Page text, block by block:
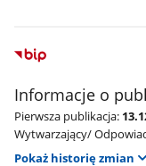
Informacje o
Pierwsza publikacja:
Wytwarzający/
Pokaż historię zmian